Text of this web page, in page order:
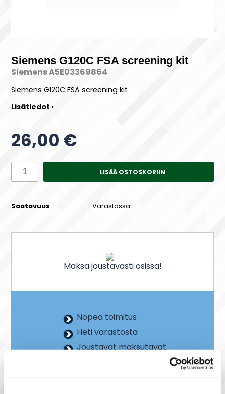
Siemens G120C FSA screening kit
Siemens A5E03369864
Siemens G120C FSA screening kit
Lisätiedot ›
26,00 €
LISÄÄ OSTOSKORIIN
Saatavuus Varastossa
Maksa joustavasti osissa!
Nopea toimitus
Heti varastosta
Joustavat maksutavat